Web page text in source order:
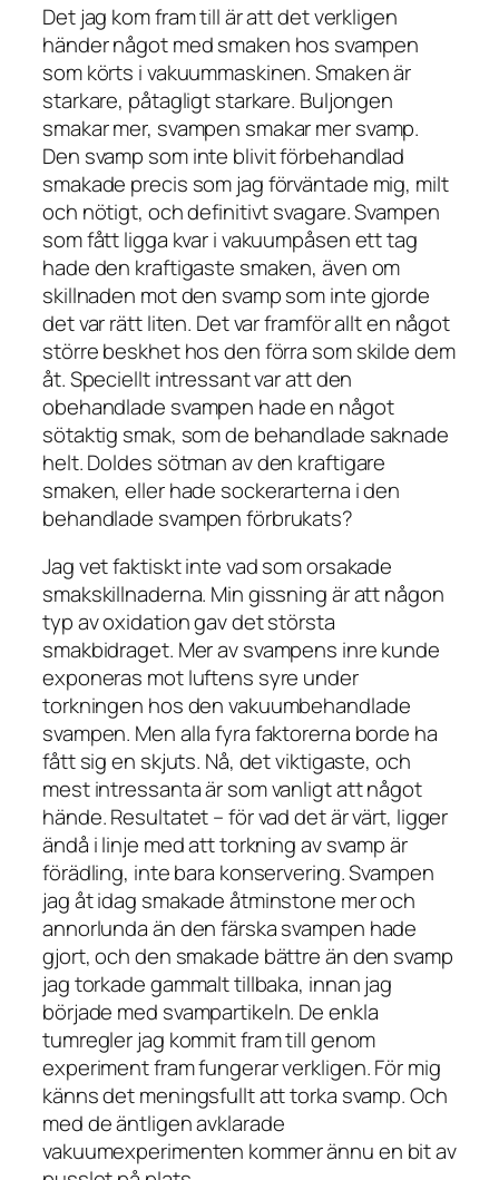
Det jag kom fram till är att det verkligen
händer något med smaken hos svampen
som körts i vakuummaskinen. Smaken är
starkare, påtagligt starkare. Buljongen
smakar mer, svampen smakar mer svamp.
Den svamp som inte blivit förbehandlad
smakade precis som jag förväntade mig, milt
och nötigt, och definitivt svagare. Svampen
som fått ligga kvar i vakuumpåsen ett tag
hade den kraftigaste smaken, även om
skillnaden mot den svamp som inte gjorde
det var rätt liten. Det var framför allt en något
större beskhet hos den förra som skilde dem
åt. Speciellt intressant var att den
obehandlade svampen hade en något
sötaktig smak, som de behandlade saknade
helt. Doldes sötman av den kraftigare
smaken, eller hade sockerarterna i den
behandlade svampen förbrukats?
Jag vet faktiskt inte vad som orsakade
smakskillnaderna. Min gissning är att någon
typ av oxidation gav det största
smakbidraget. Mer av svampens inre kunde
exponeras mot luftens syre under
torkningen hos den vakuumbehandlade
svampen. Men alla fyra faktorerna borde ha
fått sig en skjuts. Nå, det viktigaste, och
mest intressanta är som vanligt att något
hände. Resultatet – för vad det är värt, ligger
ändå i linje med att torkning av svamp är
förädling, inte bara konservering. Svampen
jag åt idag smakade åtminstone mer och
annorlunda än den färska svampen hade
gjort, och den smakade bättre än den svamp
jag torkade gammalt tillbaka, innan jag
började med svampartikeln. De enkla
tumregler jag kommit fram till genom
experiment fram fungerar verkligen. För mig
känns det meningsfullt att torka svamp. Och
med de äntligen avklarade
vakuumexperimenten kommer ännu en bit av